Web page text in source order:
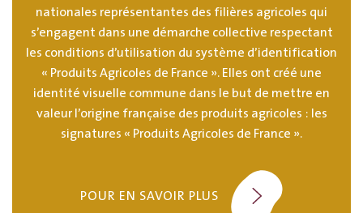
nationales représentantes des filières agricoles qui
s’engagent dans une démarche collective respectant
les conditions d’utilisation du système d’identification
« Produits Agricoles de France ». Elles ont créé une
identité visuelle commune dans le but de mettre en
valeur l’origine française des produits agricoles : les
signatures « Produits Agricoles de France ».
POUR EN SAVOIR PLUS